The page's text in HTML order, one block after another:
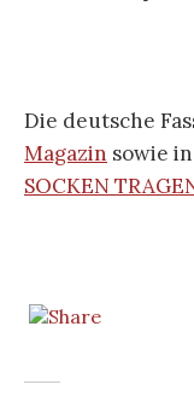
Die deutsche
Magazin sowie
SOCKEN